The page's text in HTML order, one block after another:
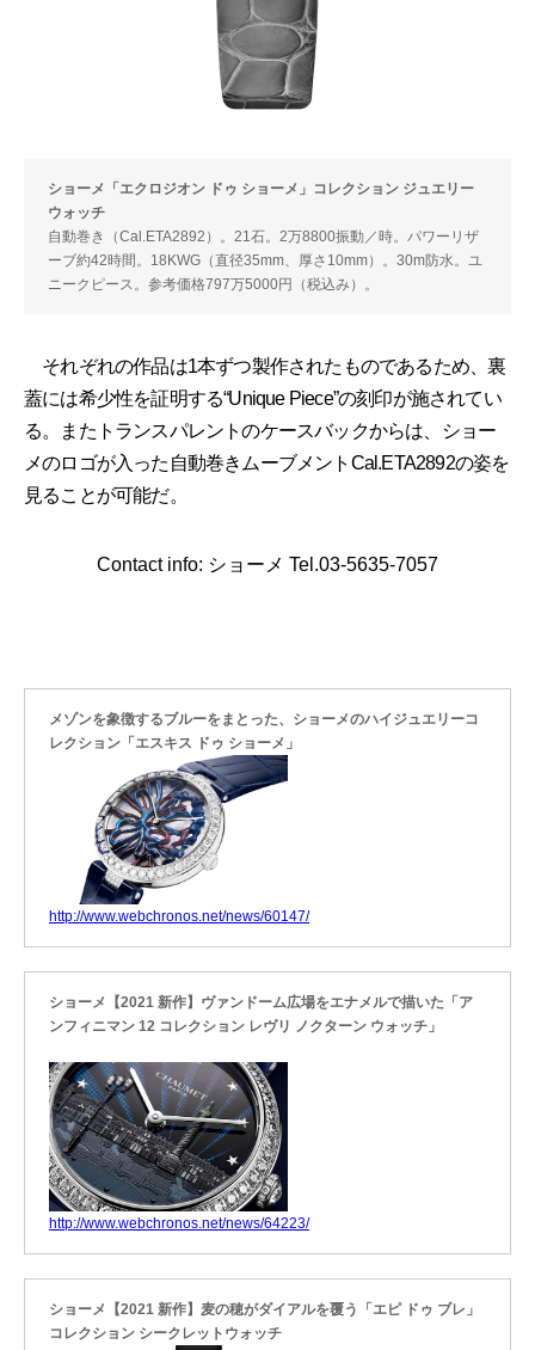
ショーメ「エクロジオン ドゥ ショーメ」コレクション ジュエリー
ウォッチ
自動巻き（Cal.ETA2892）。21石。2万8800振動／時。パワーリザ
ーブ約42時間。18KWG（直径35mm、厚さ10mm）。30m防水。ユ
ニークピース。参考価格797万5000円（税込み）。
それぞれの作品は1本ずつ製作されたものであるため、裏
蓋には希少性を証明する“Unique Piece”の刻印が施されてい
る。またトランスパレントのケースバックからは、ショー
メのロゴが入った自動巻きムーブメントCal.ETA2892の姿を
見ることが可能だ。
Contact info: ショーメ Tel.03-5635-7057
メゾンを象徴するブルーをまとった、ショーメのハイジュエリーコ
レクション「エスキス ドゥ ショーメ」
http://www.webchronos.net/news/60147/
ショーメ【2021 新作】ヴァンドーム広場をエナメルで描いた「ア
ンフィニマン 12 コレクション レヴリ ノクターン ウォッチ」
http://www.webchronos.net/news/64223/
ショーメ【2021 新作】麦の穂がダイアルを覆う「エピ ドゥ ブレ」
コレクション シークレットウォッチ